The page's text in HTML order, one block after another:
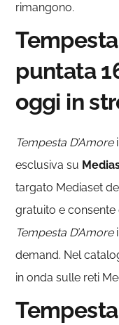
rimangono.
Tempesta
puntata
oggi in
Tempesta D’Amore
esclusiva su
targato Mediaset
gratuito e
Tempesta D’Amore
demand. Nel
in onda sulle reti